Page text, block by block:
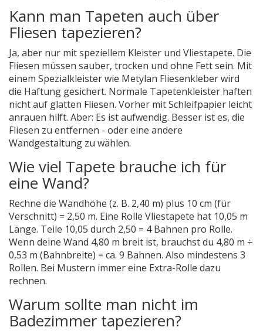
Kann man Tapeten auch über
Fliesen tapezieren?
Ja, aber nur mit speziellem Kleister und Vliestapete. Die
Fliesen müssen sauber, trocken und ohne Fett sein. Mit
einem Spezialkleister wie Metylan Fliesenkleber wird
die Haftung gesichert. Normale Tapetenkleister haften
nicht auf glatten Fliesen. Vorher mit Schleifpapier leicht
anrauen hilft. Aber: Es ist aufwendig. Besser ist es, die
Fliesen zu entfernen - oder eine andere
Wandgestaltung zu wählen.
Wie viel Tapete brauche ich für
eine Wand?
Rechne die Wandhöhe (z. B. 2,40 m) plus 10 cm (für
Verschnitt) = 2,50 m. Eine Rolle Vliestapete hat 10,05 m
Länge. Teile 10,05 durch 2,50 = 4 Bahnen pro Rolle.
Wenn deine Wand 4,80 m breit ist, brauchst du 4,80 m ÷
0,53 m (Bahnbreite) = ca. 9 Bahnen. Also mindestens 3
Rollen. Bei Mustern immer eine Extra-Rolle dazu
rechnen.
Warum sollte man nicht im
Badezimmer tapezieren?